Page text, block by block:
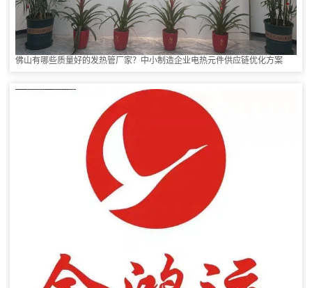
佛山有哪些质量好的发热管厂家？中小制造企业电热元件供应链优化方案